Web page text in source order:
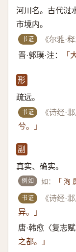
河川名。古代㳡
市境内。
书证 《尔雅·释
晋·郭璞·注：
「
形
疏远。
书证 《诗经·
兮。」
副
真实、确实。
例如 如： 「 洵
书证 《诗经·
异。」
唐·韩愈〈复志赋
之都。」